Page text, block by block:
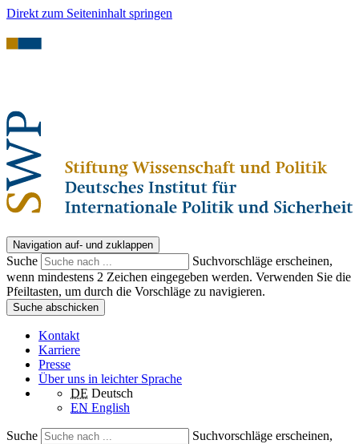
Direkt zum Seiteninhalt springen
Navigation auf- und zuklappen
Suche
Suchvorschläge erscheinen,
wenn mindestens 2 Zeichen eingegeben werden. Verwenden Sie die
Pfeiltasten, um durch die Vorschläge zu navigieren.
Suche abschicken
Kontakt
Karriere
Presse
Über uns in leichter Sprache
DE Deutsch
EN English
Suche
Suchvorschläge erscheinen,